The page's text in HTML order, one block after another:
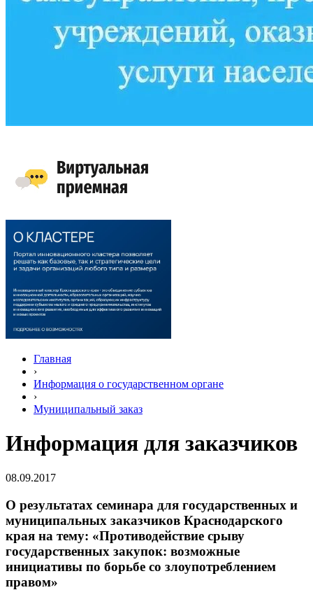
Главная
›
Информация о государственном органе
›
Муниципальный заказ
Информация для заказчиков
08.09.2017
О результатах семинара для государственных и
муниципальных заказчиков Краснодарского
края на тему: «Противодействие срыву
государственных закупок: возможные
инициативы по борьбе со злоупотреблением
правом»